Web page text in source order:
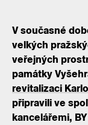
V současné
velkých
veřejných
památky
revitalizaci
připravili ve
kancelářemi,